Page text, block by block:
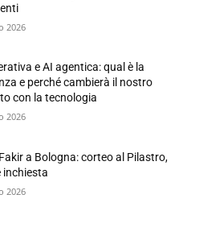
2026
e AI agentica: qual è la
e perché cambierà il nostro
con la tecnologia
2026
a Bologna: corteo al Pilastro,
inchiesta
2026